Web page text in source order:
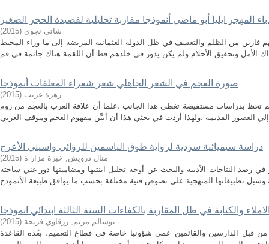
المهجر ايليا أبو ماضي أنموذجا مقاربة تحليلية لقصيدة الحجر الصغير
شاتي نجوى (
2015
)
فارين من الظلم والتعسف في ظل الدولة العثمانية المريضة إلى ما وراء المحيط
صورة العجم في الشعر الجاهلي شعر شعراء المعلقات أنموذجا
زهرة غريب (
2015
)
تحظ بدراسات مستفيضة تغطي هذا الجانب ،علما أن علاقة العرب بالعجم من روم
دراسة سيميائية سردية لرواية طوق الياسمين للروائي واسيني الأعرج
منال درويش, خيرة مزار ة (
2015
)
رصد النتاجات الأدبية والبحث عن أوجه تحليل ابنتيها ومضامينها دور غني ساحته
والكتابة في ظل المقاربة بالكفاءات السنة الثالثة ابتدائي انموذجا
بوسالم مريم, زرقاوي فريحة (
2015
)
من قبل الدارسين والقائمين عمى شؤونيا خاصة في قطاع التعميم، بعّده القاعدة